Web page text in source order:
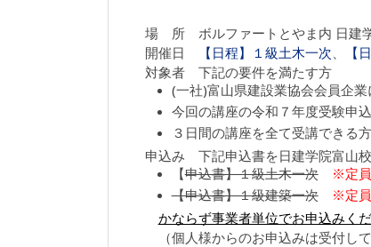
場 所 ボルファートとやま内 日建
開催日
【日程】１級土木一次、
【
対象者 下記の要件を満たす方
(一社)富山県建設業協会会員企
今回の講座の令和７年度受験申
３日間の講座を全て受講できる方
申込み 下記申込書を日建学院富山
【申込書】１級土木一次
※定
【申込書】１級建築一次
※定
かならず事業者単位でお申込みく
（個人様からのお申込みは受付して